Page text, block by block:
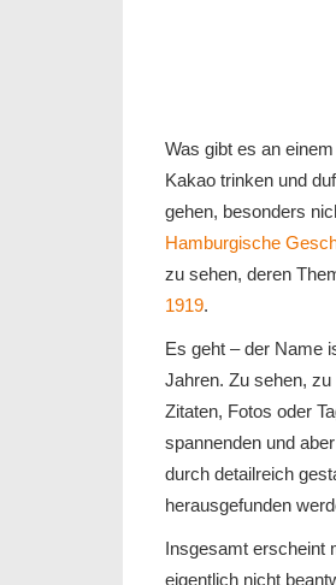
Was gibt es an
Kakao trinken und
gehen, besonders
Hamburgische
zu sehen, deren
1919.
Es geht – der Name
Jahren. Zu sehen,
Zitaten, Fotos oder
spannenden und
durch detailreich
herausgefunden
Insgesamt erscheint
eigentlich nicht